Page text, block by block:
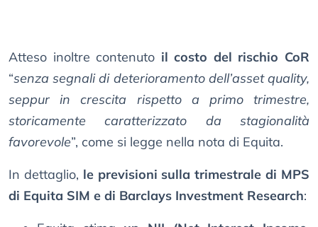
Atteso inoltre contenuto il costo del rischio CoR
“senza segnali di deterioramento dell’asset quality,
seppur in crescita rispetto a primo trimestre,
storicamente caratterizzato da stagionalità
favorevole”, come si legge nella nota di Equita.
In dettaglio, le previsioni sulla trimestrale di MPS
di Equita SIM e di Barclays Investment Research: